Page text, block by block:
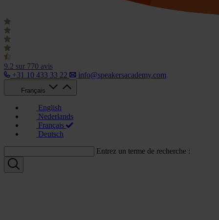
9.2 sur 770 avis
+31 10 433 33 22
info@speakersacademy.com
Français
English
Nederlands
Français
Deutsch
Entrez un terme de recherche :